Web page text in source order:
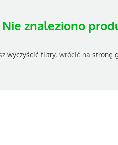
Nie znaleziono
wyczyścić filtry, wrócić na stronę